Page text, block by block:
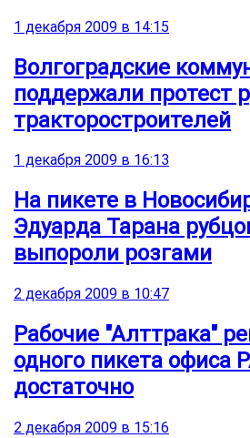
1 декабря 2009 в 14:15
Волгоградские
поддержали протест
тракторостроителей
1 декабря 2009 в 16:13
На пикете в
Эдуарда Тарана
выпороли розгами
2 декабря 2009 в 10:47
Рабочие "Алттрака"
одного пикета офиса
достаточно
2 декабря 2009 в 15:16